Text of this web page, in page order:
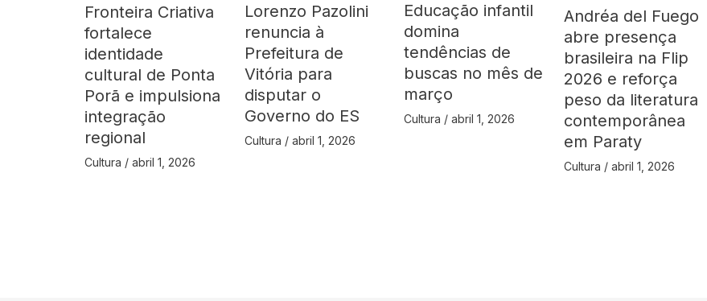
Fronteira Criativa
fortalece
identidade
cultural de Ponta
Porã e impulsiona
integração
regional
Cultura / abril 1, 2026
Lorenzo Pazolini
renuncia à
Prefeitura de
Vitória para
disputar o
Governo do ES
Cultura / abril 1, 2026
Educação infantil
domina
tendências de
buscas no mês de
março
Cultura /abril 1, 2026
Andréa del Fuego
abre presença
brasileira na Flip
2026 e reforça
peso da literatura
contemporânea
em Paraty
Cultura /abril 1, 2026